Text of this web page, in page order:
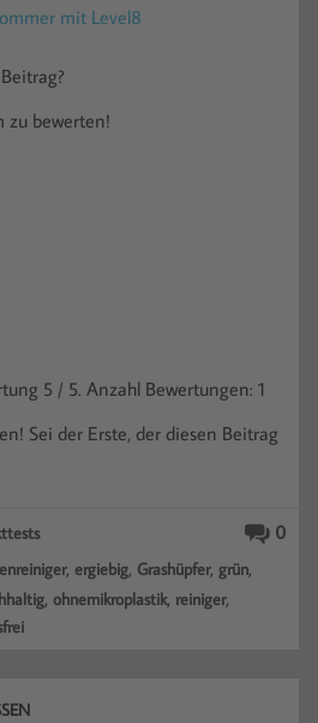
mit Level8
zu bewerten!
5 / 5. Anzahl Bewertungen: 1
Sei der Erste, der diesen Beitrag
0
,ergiebig, Grashüpfer,grün,
,ohnemikroplastik, reiniger,